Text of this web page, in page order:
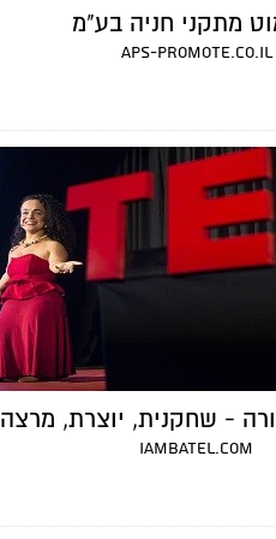
מתקני חניה בע"מ
aps-promote.co.il
- שחקנית, יוצרת, מרצה
iambatel.com